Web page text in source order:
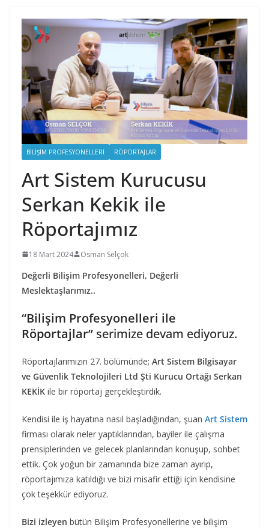
BILIŞIM PROFESYONELLERI RÖPORTAJLAR
Art Sistem Kurucusu
Serkan Kekik ile
Röportajımız
18 Mart 2024 Osman Selçok
Değerli Bilişim Profesyonelleri, Değerli
Meslektaşlarımız..
“Bilişim Profesyonelleri ile
Röportajlar” serimize devam ediyoruz.
Röportajlarımızın 27. bölümünde; Art Sistem Bilgisayar
ve Güvenlik Teknolojileri Ltd Şti Kurucu Ortağı Serkan
KEKİK ile bir röportaj gerçekleştirdik.
Kendisi ile iş hayatına nasıl başladığından, şuan Art Sistem
firması olarak neler yaptıklarından, bayiler ile çalışma
prensiplerinden ve gelecek planlarından konuşup, sohbet
ettik. Çok yoğun bir zamanında bize zaman ayırıp,
röportajımıza katıldığı ve bizi misafir ettiği için kendisine
çok teşekkür ediyoruz.
Bizi izleyen bütün Bilişim Profesyonellerine ve bilişim